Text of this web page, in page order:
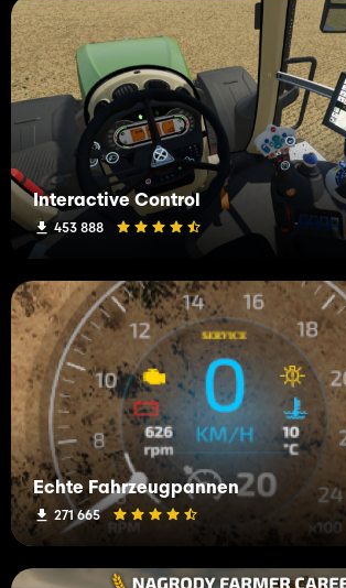
Interactive Control
453 888
Echte Fahrzeugpannen
271 665